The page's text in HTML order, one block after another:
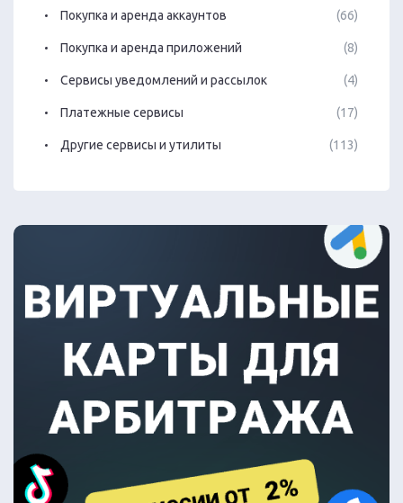
Покупка и аренда аккаунтов (66)
Покупка и аренда приложений (8)
Сервисы уведомлений и рассылок (4)
Платежные сервисы (17)
Другие сервисы и утилиты (113)